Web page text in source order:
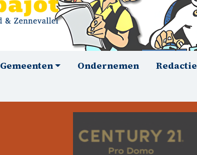
Gemeenten Ondernemen Redactie